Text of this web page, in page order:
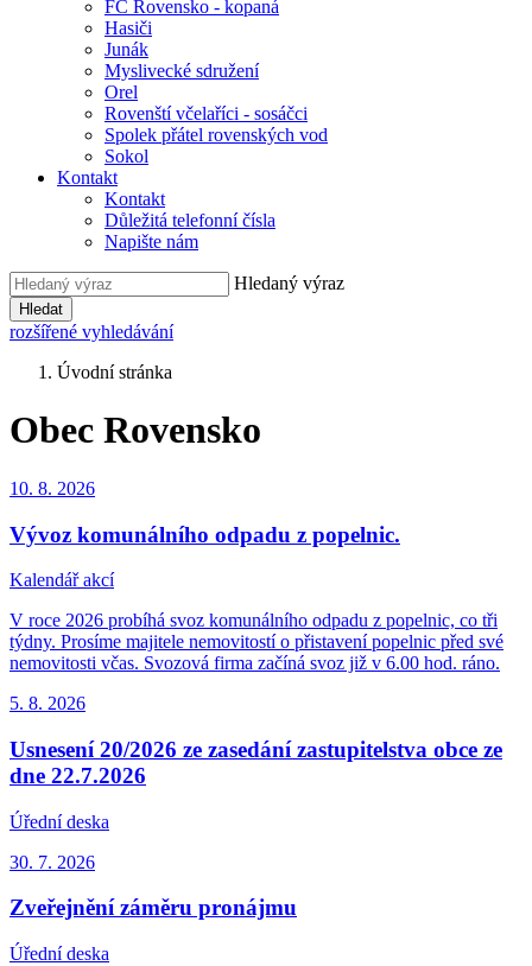
FC Rovensko - kopaná
Hasiči
Junák
Myslivecké sdružení
Orel
Rovenští včelaříci - sosáčci
Spolek přátel rovenských vod
Sokol
Kontakt
Kontakt
Důležitá telefonní čísla
Napište nám
Hledaný výraz
Hledat
rozšířené vyhledávání
Úvodní stránka
Obec Rovensko
10. 8. 2026
Vývoz komunálního odpadu z popelnic.
Kalendář akcí
V roce 2026 probíhá svoz komunálního odpadu z popelnic, co tři
týdny. Prosíme majitele nemovitostí o přistavení popelnic před své
nemovitosti včas. Svozová firma začíná svoz již v 6.00 hod. ráno.
5. 8. 2026
Usnesení 20/2026 ze zasedání zastupitelstva obce ze
dne 22.7.2026
Úřední deska
30. 7. 2026
Zveřejnění záměru pronájmu
Úřední deska